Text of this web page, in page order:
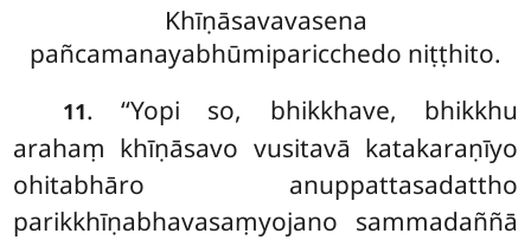
Khīṇāsavavasena
pañcamanayabhūmiparicchedo niṭṭhito.
11. ‘‘Yopi so, bhikkhave, bhikkhu
arahaṃ khīṇāsavo vusitavā katakaraṇīyo
ohitabhāro anuppattasadattho
parikkhīṇabhavasaṃyojano sammadaññā